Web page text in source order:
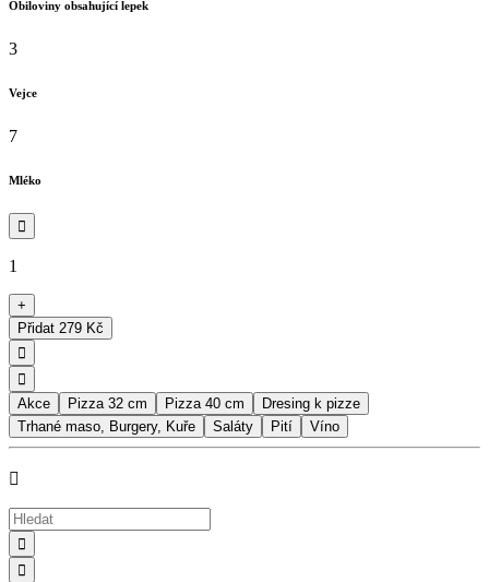
Obiloviny obsahující lepek
3
Vejce
7
Mléko

1
+
Přidat 279 Kč


Akce
Pizza 32 cm Pizza 40 cm
Dresing k pizze
Trhané maso, Burgery, Kuře
Saláty Pití Víno


